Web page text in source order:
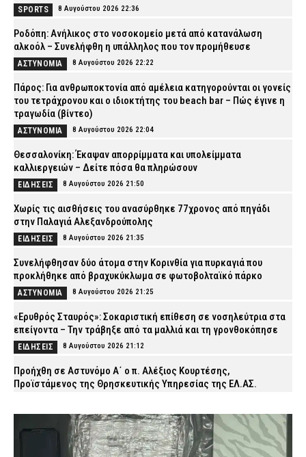
SPORTS 8 Αυγούστου 2026 22:36
Ροδόπη: Ανήλικος στο νοσοκομείο μετά από κατανάλωση
αλκοόλ – Συνελήφθη η υπάλληλος που τον προμήθευσε
ΑΣΤΥΝΟΜΙΑ 8 Αυγούστου 2026 22:22
Πάρος: Για ανθρωποκτονία από αμέλεια κατηγορούνται οι γονείς
του τετράχρονου και ο ιδιοκτήτης του beach bar – Πώς έγινε η
τραγωδία (βίντεο)
ΑΣΤΥΝΟΜΙΑ 8 Αυγούστου 2026 22:04
Θεσσαλονίκη: Έκαψαν απορρίμματα και υπολείμματα
καλλιεργειών – Δείτε πόσα θα πληρώσουν
ΕΙΔΗΣΕΙΣ 8 Αυγούστου 2026 21:50
Χωρίς τις αισθήσεις του ανασύρθηκε 77χρονος από πηγάδι
στην Παλαγιά Αλεξανδρούπολης
ΕΙΔΗΣΕΙΣ 8 Αυγούστου 2026 21:35
Συνελήφθησαν δύο άτομα στην Κορινθία για πυρκαγιά που
προκλήθηκε από βραχυκύκλωμα σε φωτοβολταϊκό πάρκο
ΑΣΤΥΝΟΜΙΑ 8 Αυγούστου 2026 21:25
«Ερυθρός Σταυρός»: Σοκαριστική επίθεση σε νοσηλεύτρια στα
επείγοντα – Την τράβηξε από τα μαλλιά και τη γρονθοκόπησε
ΕΙΔΗΣΕΙΣ 8 Αυγούστου 2026 21:12
Προήχθη σε Αστυνόμο Α΄ ο π. Αλέξιος Κουρτέσης,
Προϊστάμενος της Θρησκευτικής Υπηρεσίας της ΕΛ.ΑΣ.
Νέα Φιλαδέλφεια: ΑΕΚ και Athens Kallithea τίμησαν τη μνήμη του
Μιχάλη Κατσουρή, τρία χρόνια μετά τη δολοφονία του (εικόνες)
8 Αυγούστου 2026 20:37